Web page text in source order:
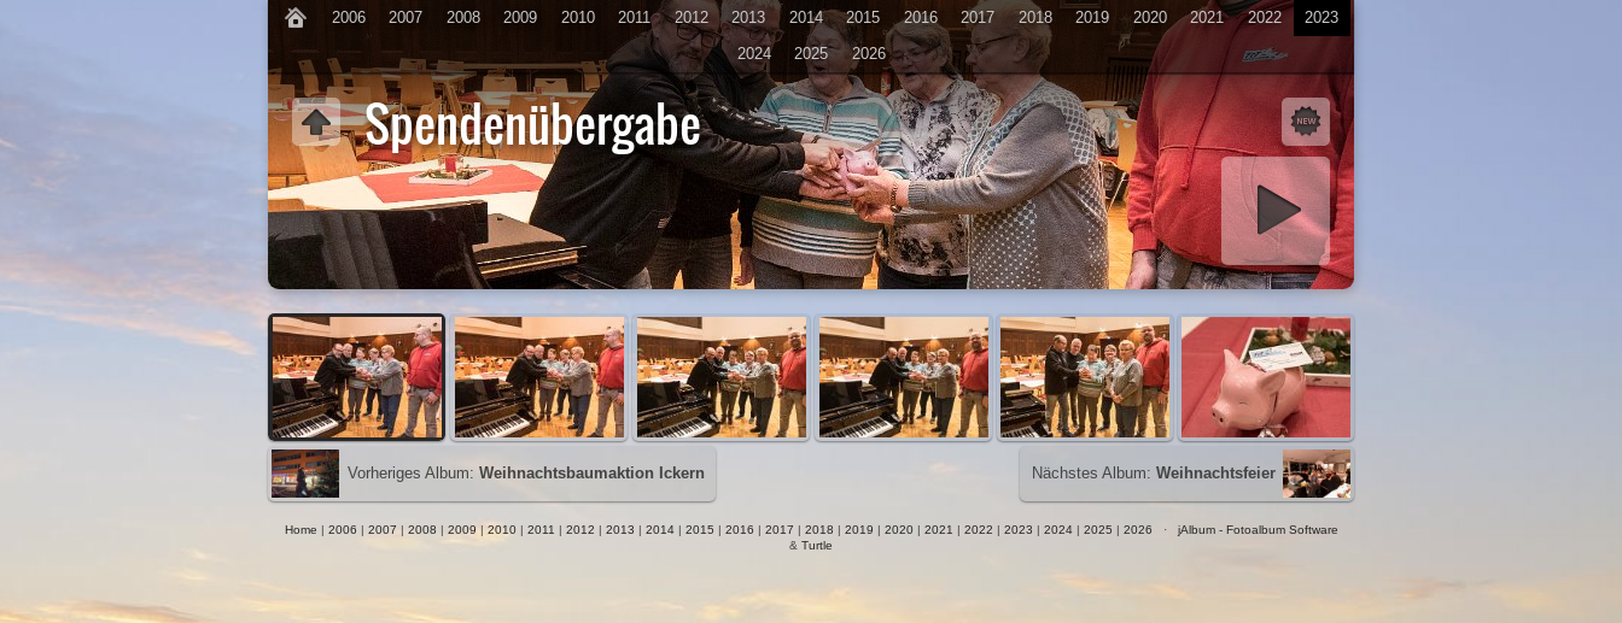
2006 2007 2008 2009 2010 2011 2012 2013 2014 2015 2016 2017 2018 2019 2020 2021 2022
2023
2024
2025 2026
Spendenübergabe
Diashow starten
Nächstes Album: Weihnachtsfeier
Vorheriges Album: Weihnachtsbaumaktion Ickern
Home | 2006 | 2007| 2008 | 2009| 2010| 2011 | 2012 | 2013 | 2014| 2015 | 2016 | 2017 | 2018 | 2019 | 2020| 2021 | 2022 | 2023 | 2024| 2025 | 2026 · jAlbum - Fotoalbum Software
& Turtle